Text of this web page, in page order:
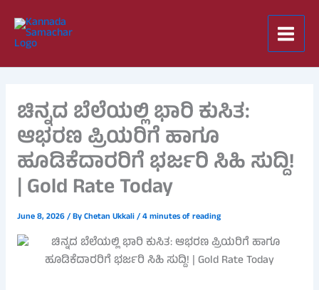
content
ಚಿನ್ನದ ಬೆಲೆಯಲ್ಲಿ ಭಾರಿ ಕುಸಿತ:
ಆಭರಣ ಪ್ರಿಯರಿಗೆ ಹಾಗೂ
ಹೂಡಿಕೆದಾರರಿಗೆ ಭರ್ಜರಿ ಸಿಹಿ ಸುದ್ದಿ!
| Gold Rate Today
June 8, 2026/ ByChetan Ukkali/4 minutes of reading